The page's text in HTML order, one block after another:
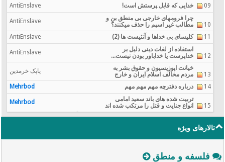
09 خدایی که قابل پرستش است! AntiEnslave
10
چرا فرومهای خارجی بی منطق بن و
مطالب غیر اسپم را حذف میکنند؟
AntiEnslave
11 کلیسای بی خداها و آتئیست ها (2) AntiEnslave
12
استفاده از لغات دینی دلیل بر
خداپرست یا خداباور بودن نیست...
AntiEnslave
13
خیانت اپوزیسیون و حقوق بشر به
مردم مخالف اسلام ایران و خارج
پاپک خرمدین
14 درباره دفترچه مهم مهم مهم Mehrbod
15
تربیت شده های باند سعید امامی
انواع جنایت و قتل را مرتکب شده اند
Mehrbod
تالارهای ویژه
فلسفه و منطق